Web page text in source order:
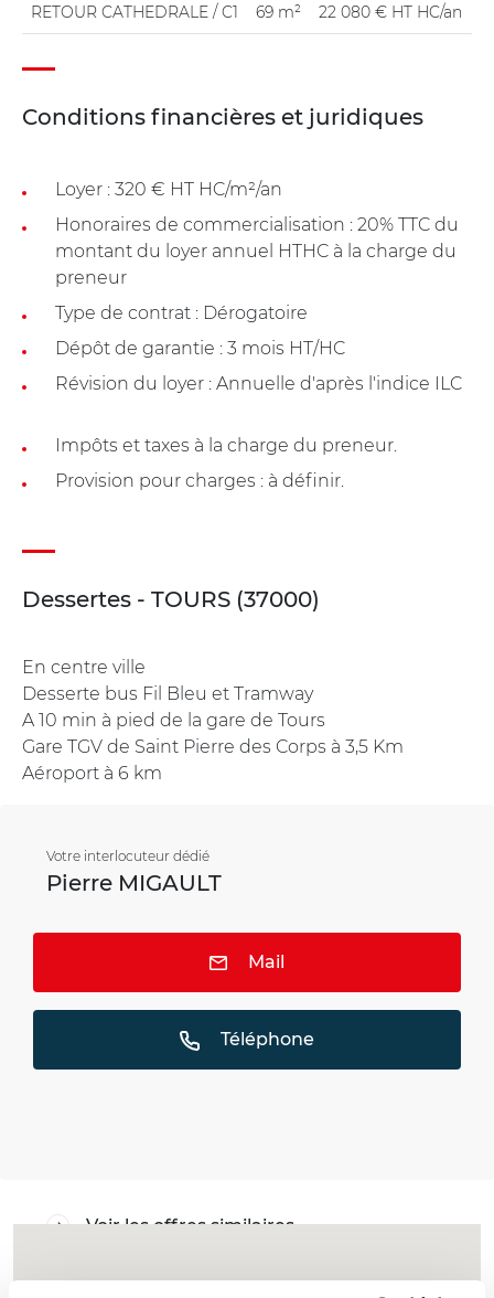
RETOUR CATHEDRALE / C1 69 m² 22 080 € HT HC/an
Conditions financières et juridiques
Loyer : 320 € HT HC/m²/an
Honoraires de commercialisation : 20% TTC du
montant du loyer annuel HTHC à la charge du
preneur
Type de contrat : Dérogatoire
Dépôt de garantie : 3 mois HT/HC
Révision du loyer : Annuelle d'après l'indice ILC
Impôts et taxes à la charge du preneur.
Provision pour charges : à définir.
Dessertes - TOURS (37000)
En centre ville
Desserte bus Fil Bleu et Tramway
A 10 min à pied de la gare de Tours
Gare TGV de Saint Pierre des Corps à 3,5 Km
Aéroport à 6 km
Votre interlocuteur dédié
Pierre MIGAULT
Mail
Téléphone
Voir les offres similaires